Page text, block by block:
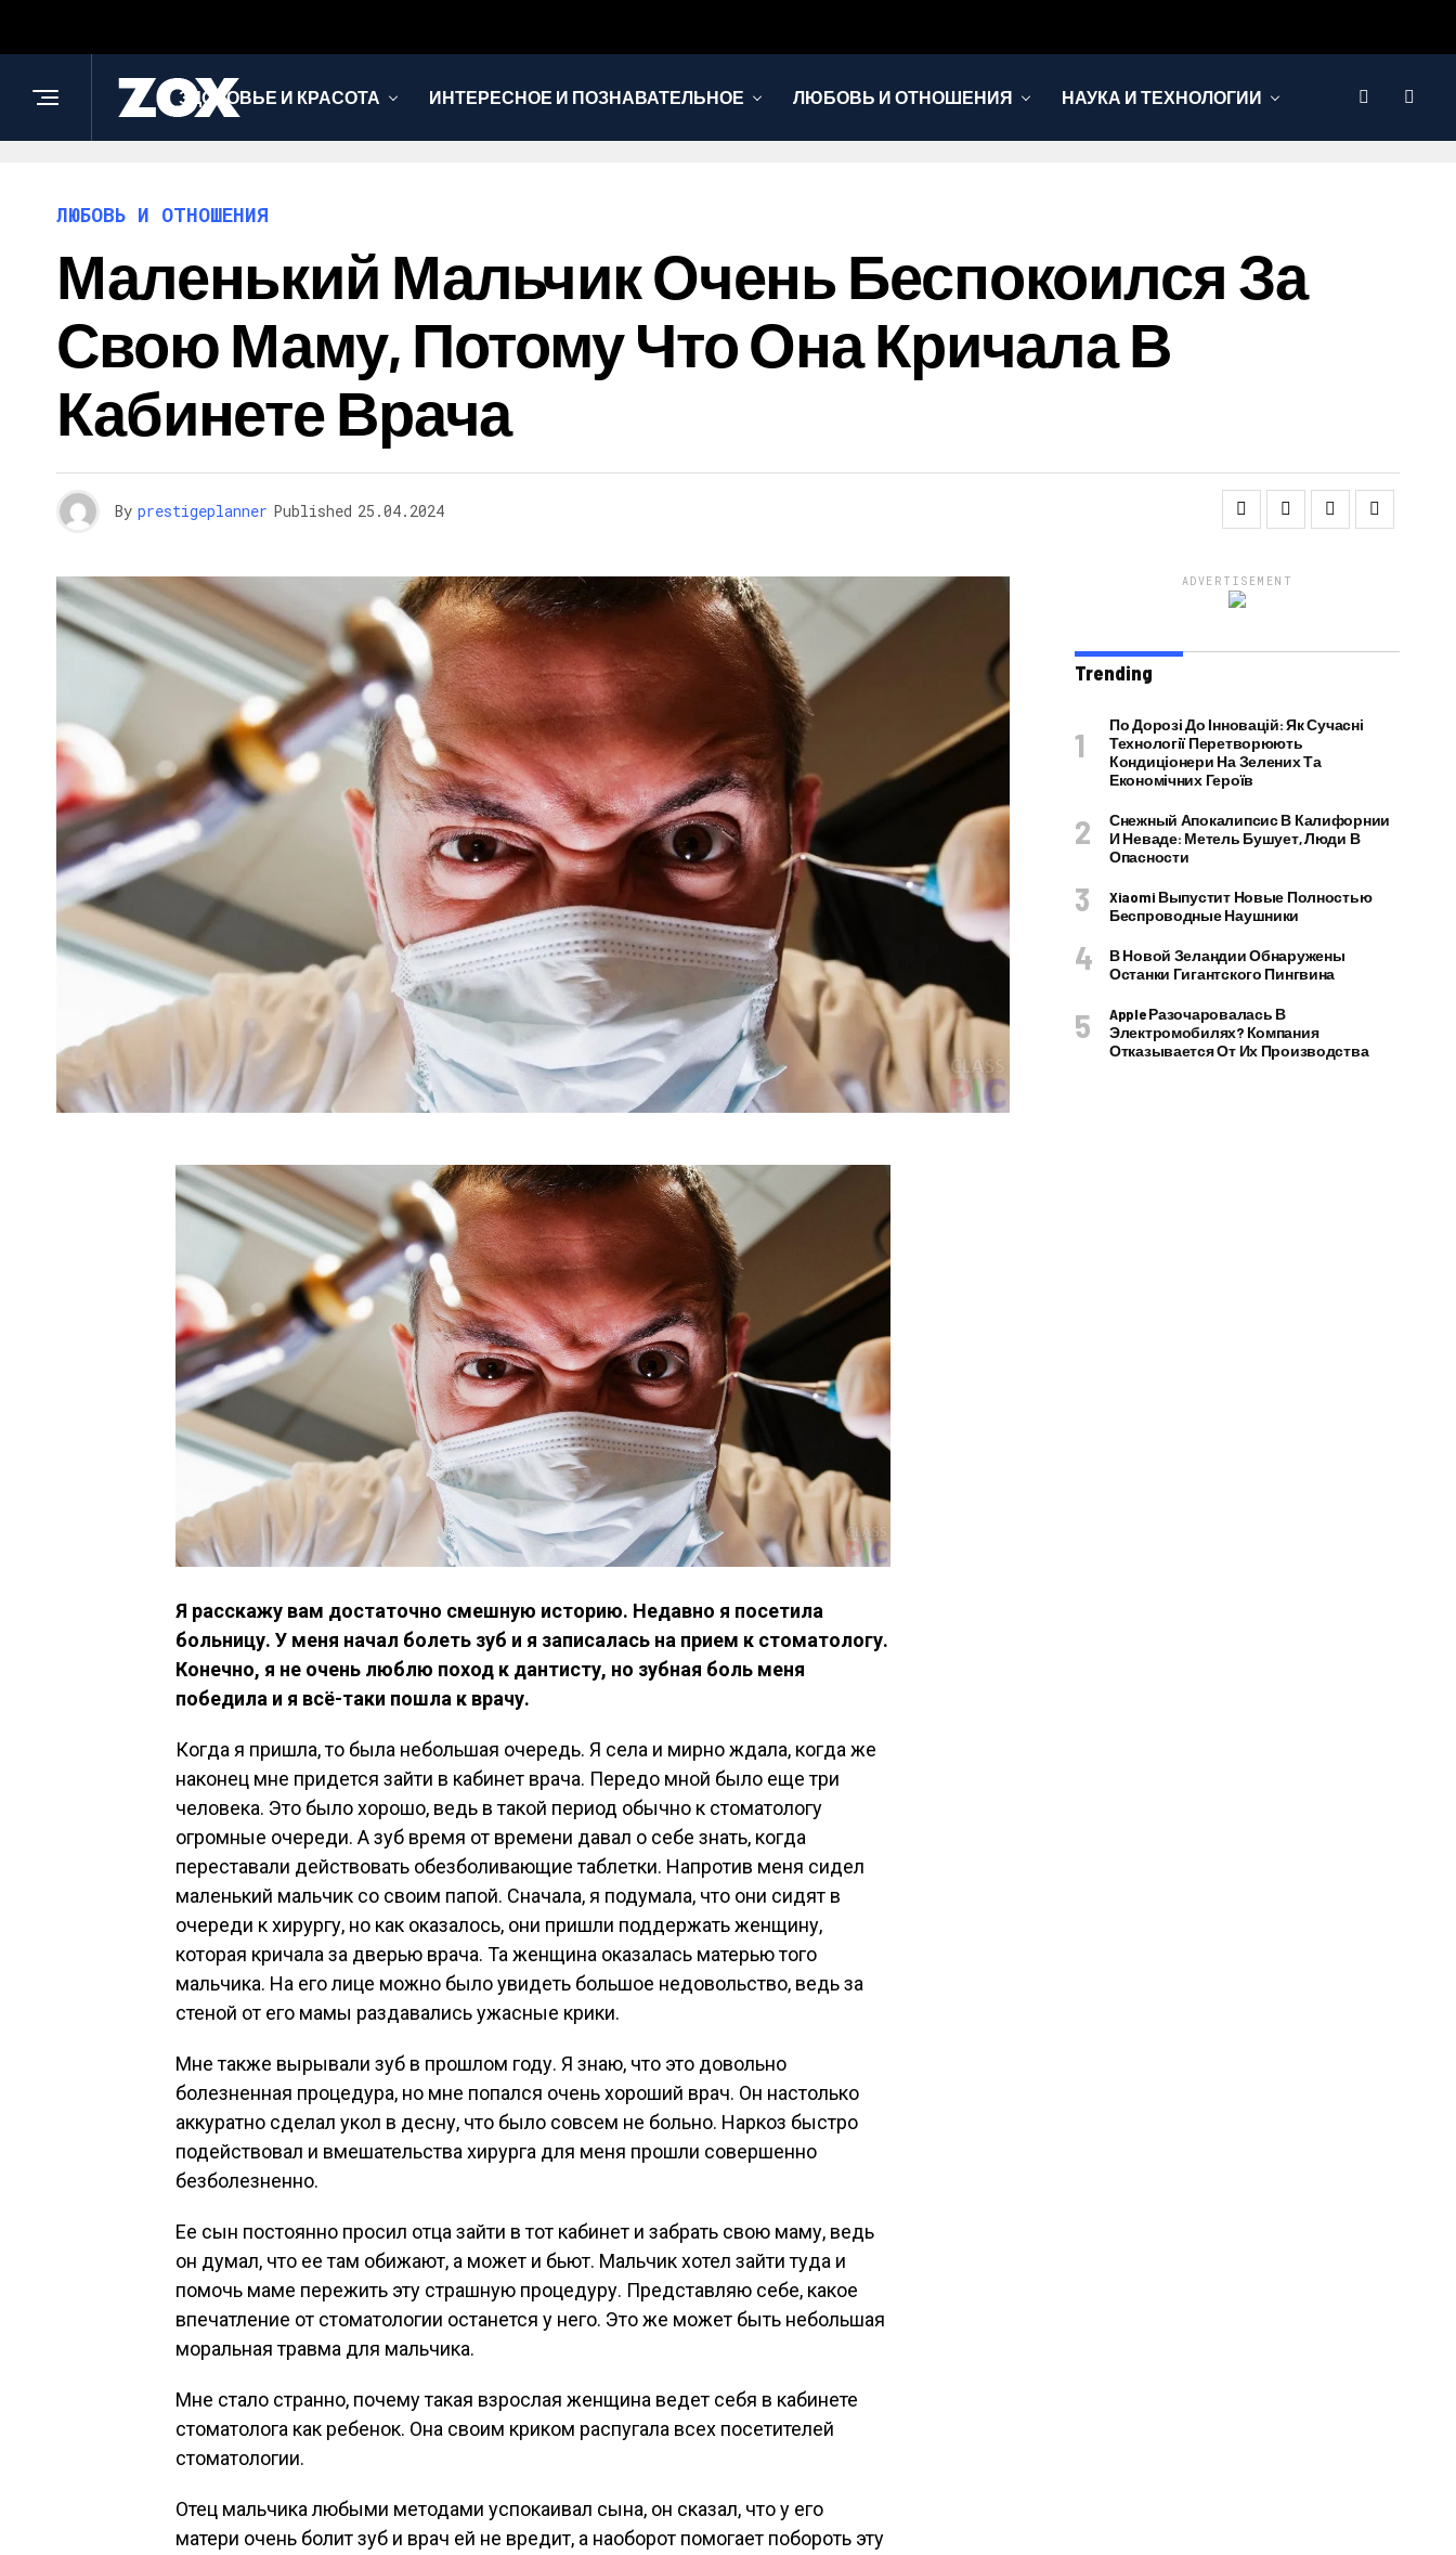
ЗДОРОВЬЕ И КРАСОТА ИНТЕРЕСНОЕ И ПОЗНАВАТЕЛЬНОЕ ЛЮБОВЬ И ОТНОШЕНИЯ НАУКА И ТЕХНОЛОГИИ
ЛЮБОВЬ И ОТНОШЕНИЯ
Маленький Мальчик Очень Беспокоился За
Свою Маму, Потому Что Она Кричала В
Кабинете Врача
By prestigeplanner Published 25.04.2024
Я расскажу вам достаточно смешную историю. Недавно я посетила
больницу. У меня начал болеть зуб и я записалась на прием к стоматологу.
Конечно, я не очень люблю поход к дантисту, но зубная боль меня
победила и я всё-таки пошла к врачу.
Когда я пришла, то была небольшая очередь. Я села и мирно ждала, когда же
наконец мне придется зайти в кабинет врача. Передо мной было еще три
человека. Это было хорошо, ведь в такой период обычно к стоматологу
огромные очереди. А зуб время от времени давал о себе знать, когда
переставали действовать обезболивающие таблетки. Напротив меня сидел
маленький мальчик со своим папой. Сначала, я подумала, что они сидят в
очереди к хирургу, но как оказалось, они пришли поддержать женщину,
которая кричала за дверью врача. Та женщина оказалась матерью того
мальчика. На его лице можно было увидеть большое недовольство, ведь за
стеной от его мамы раздавались ужасные крики.
Мне также вырывали зуб в прошлом году. Я знаю, что это довольно
болезненная процедура, но мне попался очень хороший врач. Он настолько
аккуратно сделал укол в десну, что было совсем не больно. Наркоз быстро
подействовал и вмешательства хирурга для меня прошли совершенно
безболезненно.
Ее сын постоянно просил отца зайти в тот кабинет и забрать свою маму, ведь
он думал, что ее там обижают, а может и бьют. Мальчик хотел зайти туда и
помочь маме пережить эту страшную процедуру. Представляю себе, какое
впечатление от стоматологии останется у него. Это же может быть небольшая
моральная травма для мальчика.
Мне стало странно, почему такая взрослая женщина ведет себя в кабинете
стоматолога как ребенок. Она своим криком распугала всех посетителей
стоматологии.
Отец мальчика любыми методами успокаивал сына, он сказал, что у его
матери очень болит зуб и врач ей не вредит, а наоборот помогает побороть эту
ADVERTISEMENT
Trending
По Дорозі До Інновацій: Як Сучасні
Технології Перетворюють
Кондиціонери На Зелених Та
Економічних Героїв
Снежный Апокалипсис В Калифорнии
И Неваде: Метель Бушует, Люди В
Опасности
Xiaomi Выпустит Новые Полностью
Беспроводные Наушники
В Новой Зеландии Обнаружены
Останки Гигантского Пингвина
Apple Разочаровалась В
Электромобилях? Компания
Отказывается От Их Производства